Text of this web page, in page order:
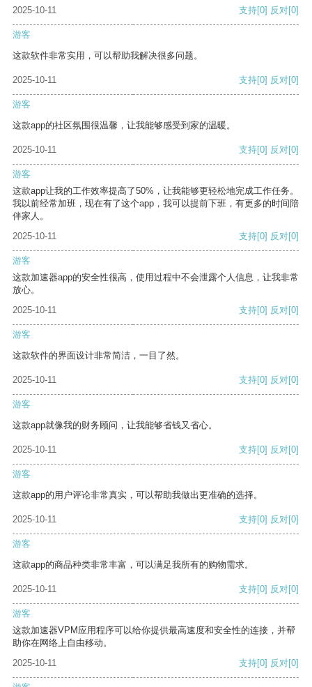
2025-10-11 支持[0] 反对[0]
游客
这款软件非常实用，可以帮助我解决很多问题。
2025-10-11 支持[0] 反对[0]
游客
这款app的社区氛围很温馨，让我能够感受到家的温暖。
2025-10-11 支持[0] 反对[0]
游客
这款app让我的工作效率提高了50%，让我能够更轻松地完成工作任务。
我以前经常加班，现在有了这个app，我可以提前下班，有更多的时间陪
伴家人。
2025-10-11
支持[0] 反对[0]
游客
这款加速器app的安全性很高，使用过程中不会泄露个人信息，让我非常
放心。
2025-10-11
支持[0] 反对[0]
游客
这款软件的界面设计非常简洁，一目了然。
2025-10-11 支持[0] 反对[0]
游客
这款app就像我的财务顾问，让我能够省钱又省心。
2025-10-11 支持[0] 反对[0]
游客
这款app的用户评论非常真实，可以帮助我做出更准确的选择。
2025-10-11 支持[0] 反对[0]
游客
这款app的商品种类非常丰富，可以满足我所有的购物需求。
2025-10-11 支持[0] 反对[0]
游客
这款加速器VPM应用程序可以给你提供最高速度和安全性的连接，并帮
助你在网络上自由移动。
2025-10-11
支持[0] 反对[0]